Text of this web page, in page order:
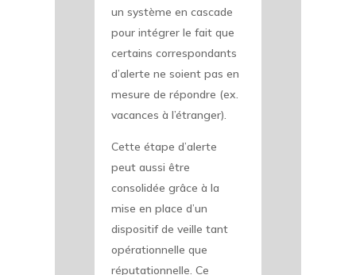
un système en cascade
pour intégrer le fait que
certains correspondants
d’alerte ne soient pas en
mesure de répondre (ex.
vacances à l’étranger).
Cette étape d’alerte
peut aussi être
consolidée grâce à la
mise en place d’un
dispositif de veille tant
opérationnelle que
réputationnelle. Ce